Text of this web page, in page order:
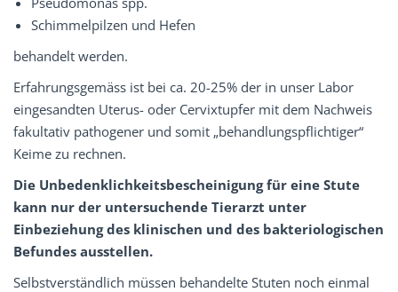
Schimmelpilzen und Hefen
behandelt werden.
Erfahrungsgemäss ist bei ca. 20-25% der in unser Labor
eingesandten Uterus- oder Cervixtupfer mit dem Nachweis
fakultativ pathogener und somit „behandlungspflichtiger“
Keime zu rechnen.
Die Unbedenklichkeitsbescheinigung für eine Stute
kann nur der untersuchende Tierarzt unter
Einbeziehung des klinischen und des bakteriologischen
Befundes ausstellen.
Selbstverständlich müssen behandelte Stuten noch einmal